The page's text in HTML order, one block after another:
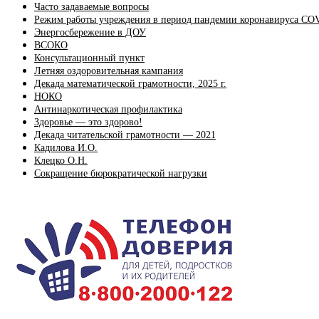
Часто задаваемые вопросы
Режим работы учреждения в период пандемии коронавируса
Энергосбережение в ДОУ
ВСОКО
Консультационный пункт
Летняя оздоровительная кампания
Декада математической грамотности, 2025 г.
НОКО
Антинаркотическая профилактика
Здоровье — это здорово!
Декада читательской грамотности — 2021
Кадилова И.О.
Клецко О.Н.
Сокращение бюрократической нагрузки